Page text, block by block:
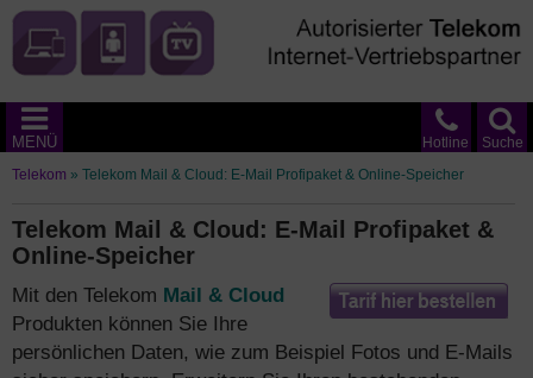
Suche
Hotline
MENÜ
Telekom » Telekom Mail & Cloud: E-Mail Profipaket & Online-Speicher
Telekom Mail & Cloud: E-Mail Profipaket &
Online-Speicher
Mit den Telekom Mail & Cloud
Produkten können Sie Ihre
persönlichen Daten, wie zum Beispiel Fotos und E-Mails